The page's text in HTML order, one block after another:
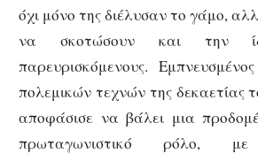
όχι μόνο της διέλυσαν το γάμο,
να σκοτώσουν και την
παρευρισκόμενους.
πολεμικών τεχνών της δεκαετίας
αποφάσισε να βάλει μια
πρωταγωνιστικό ρόλο, με